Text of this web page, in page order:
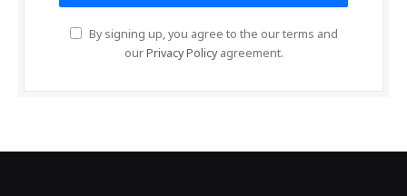
By signing up, you agree to the our terms and
ourPrivacy Policyagreement.